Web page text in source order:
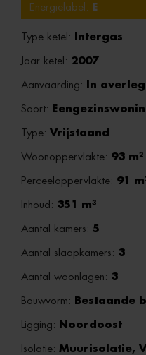
Energielabel: E
Type ketel: Intergas
Jaar ketel: 2007
Aanvaarding: In overleg
Soort:
Type: Vrijstaand
Woonoppervlakte: 93 m²
Perceeloppervlakte: 91
Inhoud: 351 m³
Aantal kamers: 5
Aantal slaapkamers: 3
Aantal woonlagen: 3
Bouwvorm: Bestaande
Ligging: Noordoost
Isolatie: Muurisolatie,